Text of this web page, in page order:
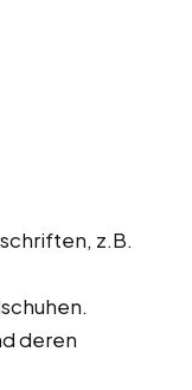
z.B.
deren